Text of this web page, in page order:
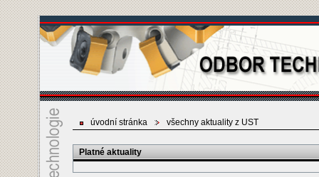
úvodní stránka všechny aktuality z UST
Platné aktuality